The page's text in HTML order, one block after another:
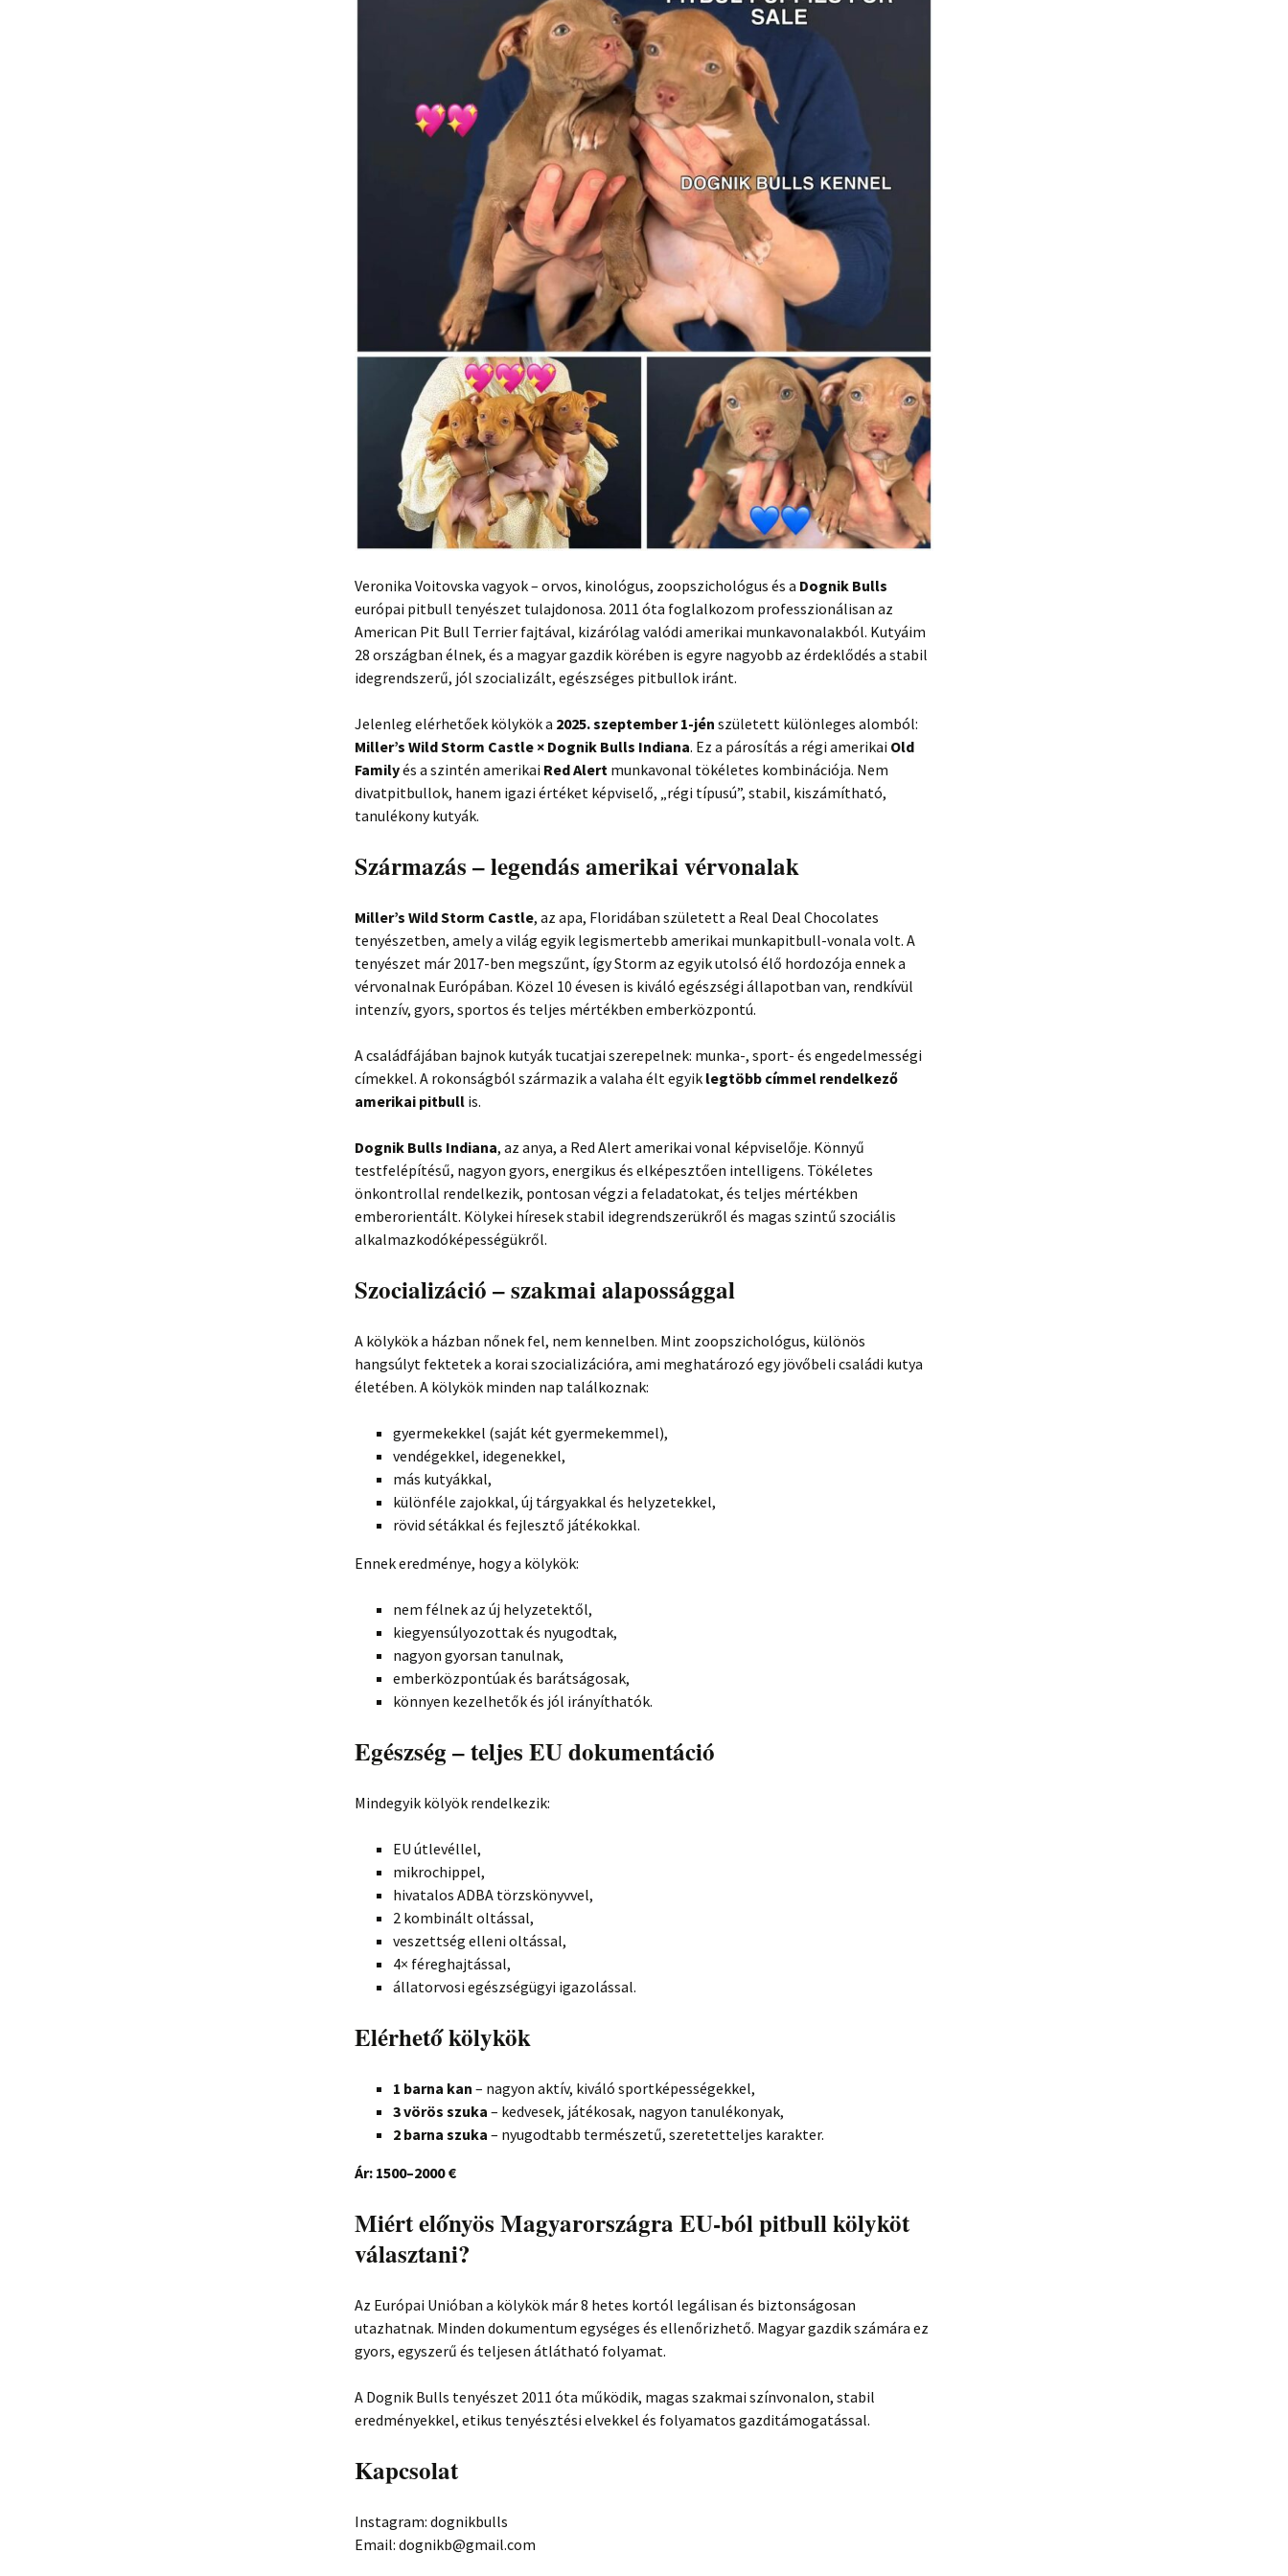
Veronika Voitovska vagyok – orvos, kinológus, zoopszichológus és a Dognik Bulls
európai pitbull tenyészet tulajdonosa. 2011 óta foglalkozom professzionálisan az
American Pit Bull Terrier fajtával, kizárólag valódi amerikai munkavonalakból. Kutyáim
28 országban élnek, és a magyar gazdik körében is egyre nagyobb az érdeklődés a stabil
idegrendszerű, jól szocializált, egészséges pitbullok iránt.
Jelenleg elérhetőek kölykök a 2025. szeptember 1-jén született különleges alomból:
Miller’s Wild Storm Castle × Dognik Bulls Indiana. Ez a párosítás a régi amerikai Old
Familyés a szintén amerikai Red Alert munkavonal tökéletes kombinációja. Nem
divatpitbullok, hanem igazi értéket képviselő, „régi típusú”, stabil, kiszámítható,
tanulékony kutyák.
Származás – legendás amerikai vérvonalak
Miller’s Wild Storm Castle, az apa, Floridában született a Real Deal Chocolates
tenyészetben, amely a világ egyik legismertebb amerikai munkapitbull-vonala volt. A
tenyészet már 2017-ben megszűnt, így Storm az egyik utolsó élő hordozója ennek a
vérvonalnak Európában. Közel 10 évesen is kiváló egészségi állapotban van, rendkívül
intenzív, gyors, sportos és teljes mértékben emberközpontú.
A családfájában bajnok kutyák tucatjai szerepelnek: munka-, sport- és engedelmességi
címekkel. A rokonságból származik a valaha élt egyik legtöbb címmel rendelkező
amerikai pitbull is.
Dognik Bulls Indiana, az anya, a Red Alert amerikai vonal képviselője. Könnyű
testfelépítésű, nagyon gyors, energikus és elképesztően intelligens. Tökéletes
önkontrollal rendelkezik, pontosan végzi a feladatokat, és teljes mértékben
emberorientált. Kölykei híresek stabil idegrendszerükről és magas szintű szociális
alkalmazkodóképességükről.
Szocializáció – szakmai alapossággal
A kölykök a házban nőnek fel, nem kennelben. Mint zoopszichológus, különös
hangsúlyt fektetek a korai szocializációra, ami meghatározó egy jövőbeli családi kutya
életében. A kölykök minden nap találkoznak:
gyermekekkel (saját két gyermekemmel),
vendégekkel, idegenekkel,
más kutyákkal,
különféle zajokkal, új tárgyakkal és helyzetekkel,
rövid sétákkal és fejlesztő játékokkal.
Ennek eredménye, hogy a kölykök:
nem félnek az új helyzetektől,
kiegyensúlyozottak és nyugodtak,
nagyon gyorsan tanulnak,
emberközpontúak és barátságosak,
könnyen kezelhetők és jól irányíthatók.
Egészség – teljes EU dokumentáció
Mindegyik kölyök rendelkezik:
EU útlevéllel,
mikrochippel,
hivatalos ADBA törzskönyvvel,
2 kombinált oltással,
veszettség elleni oltással,
4× féreghajtással,
állatorvosi egészségügyi igazolással.
Elérhető kölykök
1 barna kan – nagyon aktív, kiváló sportképességekkel,
3 vörös szuka – kedvesek, játékosak, nagyon tanulékonyak,
2 barna szuka – nyugodtabb természetű, szeretetteljes karakter.
Ár: 1500–2000 €
Miért előnyös Magyarországra EU-ból pitbull kölyköt
választani?
Az Európai Unióban a kölykök már 8 hetes kortól legálisan és biztonságosan
utazhatnak. Minden dokumentum egységes és ellenőrizhető. Magyar gazdik számára ez
gyors, egyszerű és teljesen átlátható folyamat.
A Dognik Bulls tenyészet 2011 óta működik, magas szakmai színvonalon, stabil
eredményekkel, etikus tenyésztési elvekkel és folyamatos gazditámogatással.
Kapcsolat
Instagram: dognikbulls
Email: dognikb@gmail.com